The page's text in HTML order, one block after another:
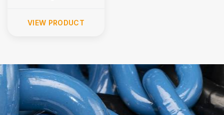
VIEW PRODUCT